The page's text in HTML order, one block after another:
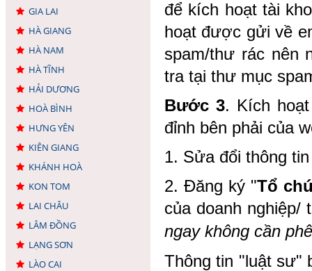
GIA LAI
HÀ GIANG
HÀ NAM
HÀ TĨNH
HẢI DƯƠNG
HOÀ BÌNH
HƯNG YÊN
KIÊN GIANG
KHÁNH HOÀ
KON TOM
LAI CHÂU
LÂM ĐỒNG
LẠNG SƠN
LÀO CAI
để kích hoạt tài
hoạt được gửi về
spam/thư rác nên
tra tại thư mục
Bước 3. Kích
đỉnh bên phải của
1. Sửa đổi thông
2. Đăng ký "Tổ
của doanh nghiệp/
ngay không cần
Thông tin "luật sư"